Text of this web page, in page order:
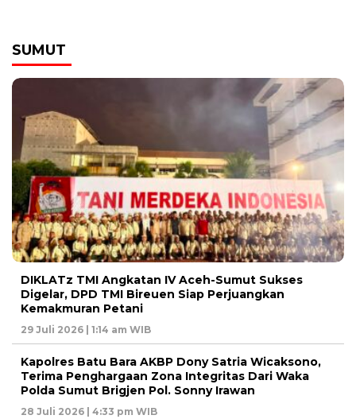
SUMUT
DIKLATz TMI Angkatan IV Aceh-Sumut Sukses
Digelar, DPD TMI Bireuen Siap Perjuangkan
Kemakmuran Petani
29 Juli 2026 | 1:14 am WIB
Kapolres Batu Bara AKBP Dony Satria Wicaksono,
Terima Penghargaan Zona Integritas Dari Waka
Polda Sumut Brigjen Pol. Sonny Irawan
28 Juli 2026 | 4:33 pm WIB